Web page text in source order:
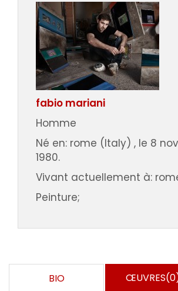
fabio mariani
Homme
Né en: rome (Italy) , le 8
1980.
Vivant actuellement à:
Peinture;
BIO